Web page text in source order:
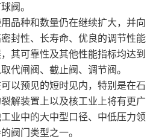
阀。
品种和数量仍在继续扩大，并向
封性、长寿命、优良的调节性能
其可靠性及其他性能指标均达到
代闸阀、截止阀、调节阀。
以预见的短时见内，特别是在石
解装置上以及核工业上将有更广
业中的大中型口径、中低压力领
阀门类型之一。